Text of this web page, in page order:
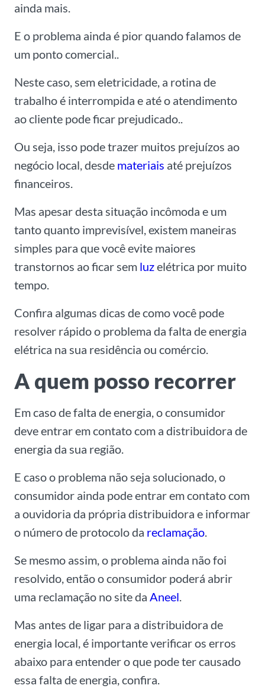
ainda mais.
E o problema ainda é pior quando falamos de
um ponto comercial..
Neste caso, sem eletricidade, a rotina de
trabalho é interrompida e até o atendimento
ao cliente pode ficar prejudicado..
Ou seja, isso pode trazer muitos prejuízos ao
negócio local, desde materiais até prejuízos
financeiros.
Mas apesar desta situação incômoda e um
tanto quanto imprevisível, existem maneiras
simples para que você evite maiores
transtornos ao ficar sem luzelétrica por muito
tempo.
Confira algumas dicas de como você pode
resolver rápido o problema da falta de energia
elétrica na sua residência ou comércio.
A quem posso recorrer
Em caso de falta de energia, o consumidor
deve entrar em contato com a distribuidora de
energia da sua região.
E caso o problema não seja solucionado, o
consumidor ainda pode entrar em contato com
a ouvidoria da própria distribuidora e informar
o número de protocolo da reclamação.
Se mesmo assim, o problema ainda não foi
resolvido, então o consumidor poderá abrir
uma reclamação no site da Aneel.
Mas antes de ligar para a distribuidora de
energia local, é importante verificar os erros
abaixo para entender o que pode ter causado
essa falta de energia, confira.